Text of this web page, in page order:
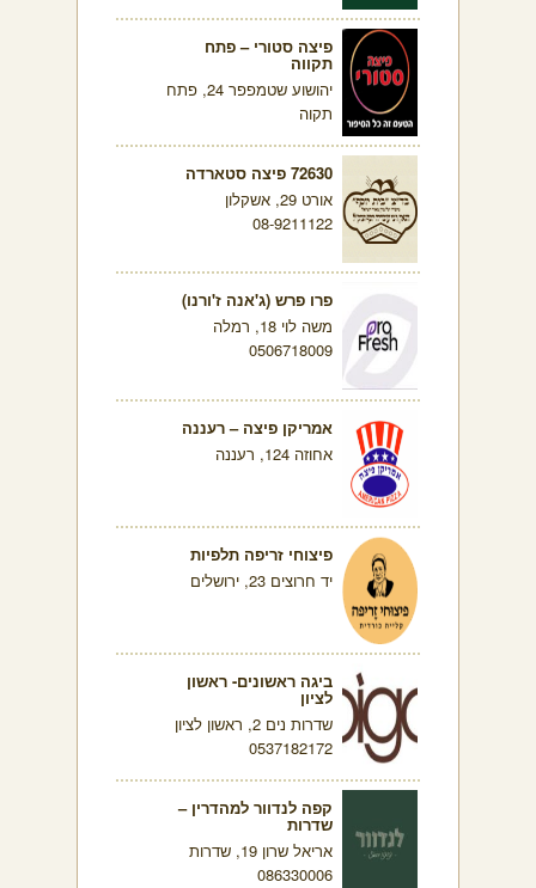
פיצה סטורי – פתח
תקווה
יהושוע שטמפפר 24, פתח
תקוה
72630 פיצה סטארדה
אורט 29, אשקלון
08-9211122
פרו פרש (ג'אנה ז'ורנו)
משה לוי 18, רמלה
0506718009
אמריקן פיצה – רעננה
אחוזה 124, רעננה
פיצוחי זריפה תלפיות
יד חרוצים 23, ירושלים
ביגה ראשונים- ראשון
לציון
שדרות נים 2, ראשון לציון
0537182172
קפה לנדוור למהדרין –
שדרות
אריאל שרון 19, שדרות
086330006